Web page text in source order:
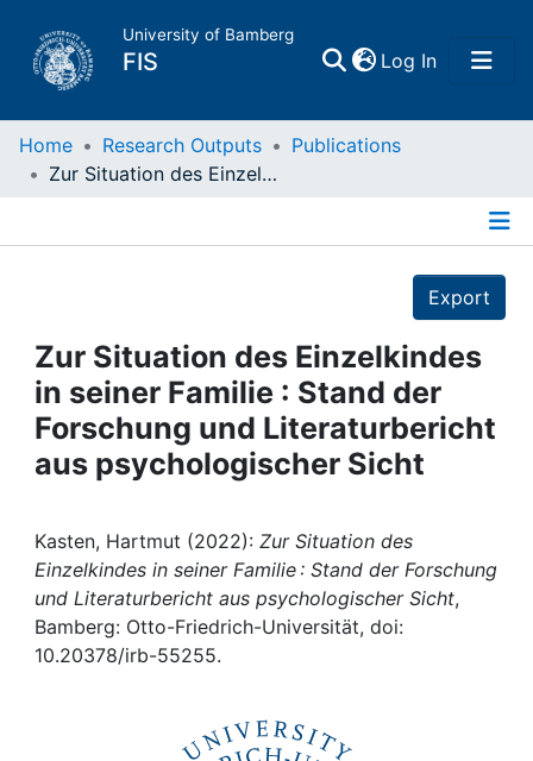
University of Bamberg
FIS Log In(current)
Home
Projects
People
Institutions
Awards
My FIS
Help
Home Research Outputs
Publications
Zur Situation des Einzelkindes in seiner Familie : Stand der Forschung und Literaturbericht aus psychologischer Sicht
Export
Zur Situation des Einzelkindes
in seiner Familie : Stand der
Forschung und Literaturbericht
aus psychologischer Sicht
Kasten, Hartmut (2022): Zur Situation des
Einzelkindes in seiner Familie : Stand der Forschung
und Literaturbericht aus psychologischer Sicht,
Bamberg: Otto-Friedrich-Universität, doi:
10.20378/irb-55255.